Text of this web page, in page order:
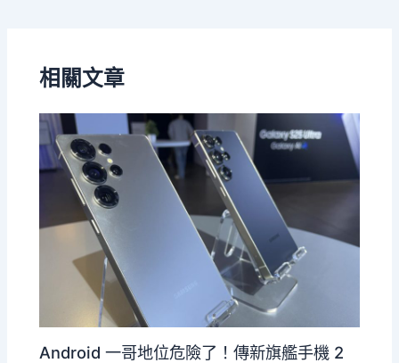
相關文章
Android 一哥地位危險了！傳新旗艦手機 2